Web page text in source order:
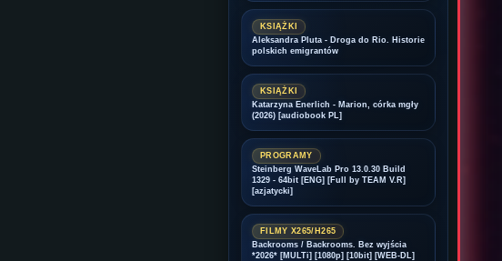
KSIĄŻKI
Aleksandra Pluta - Droga do Rio. Historie
polskich emigrantów
KSIĄŻKI
Katarzyna Enerlich - Marion, córka mgły
(2026) [audiobook PL]
PROGRAMY
Steinberg WaveLab Pro 13.0.30 Build
1329 - 64bit [ENG] [Full by TEAM V.R]
[azjatycki]
FILMY X265/H265
Backrooms / Backrooms. Bez wyjścia
*2026* [MULTi] [1080p] [10bit] [WEB-DL]